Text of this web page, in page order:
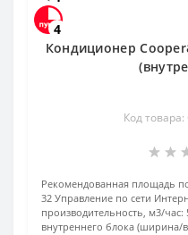
4
Кондиционер
Код товара:
Рекомендованная площадь
32 Управление по сети
производительность, м3/час:
внутреннего блока (ширина/